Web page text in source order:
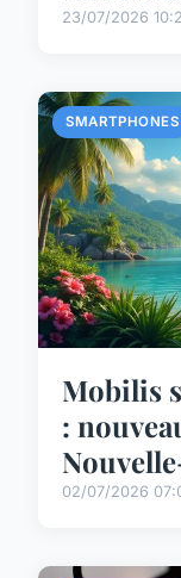
23/07/2026
SMARTPHONES
Mobilis
:
02/07/2026